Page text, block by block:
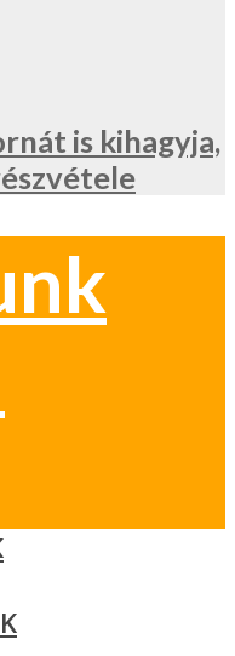
is kihagyja,